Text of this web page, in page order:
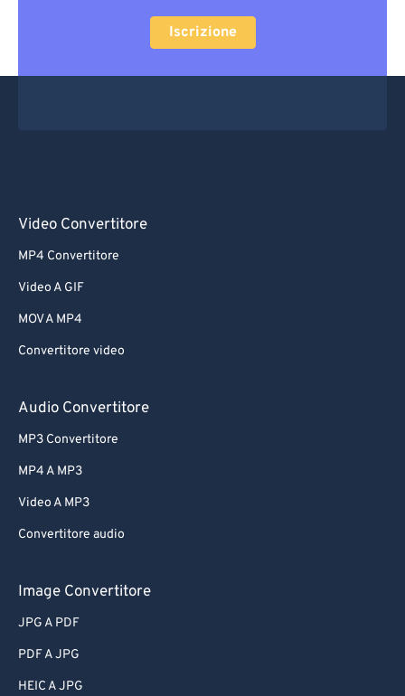
Iscrizione
Video Convertitore
MP4 Convertitore
Video A GIF
MOV A MP4
Convertitore video
Audio Convertitore
MP3 Convertitore
MP4 A MP3
Video A MP3
Convertitore audio
Image Convertitore
JPG A PDF
PDF A JPG
HEIC A JPG